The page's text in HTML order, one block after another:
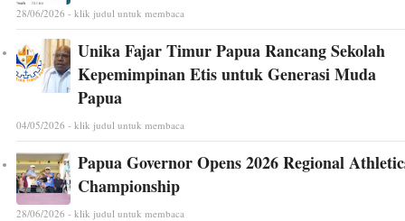
28/06/2026 - klik judul untuk membaca
Unika Fajar Timur Papua Rancang Sekolah
Kepemimpinan Etis untuk Generasi Muda
Papua
04/05/2026 - klik judul untuk membaca
Papua Governor Opens 2026 Regional
Championship
28/06/2026 - klik judul untuk membaca